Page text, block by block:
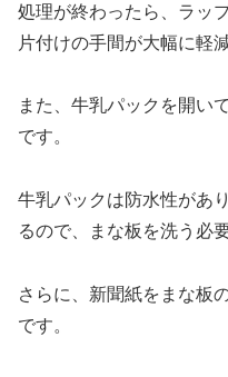
処理が終わったら、ラッ
片付けの手間が大幅に軽
また、牛乳パックを開い
です。
牛乳パックは防水性があ
るので、まな板を洗う必
さらに、新聞紙をまな板
です。